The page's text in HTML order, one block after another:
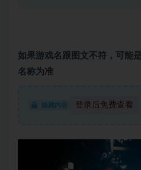
如果游戏名跟图文不符，可能
名称为准
隐藏内容 登录后免费查看